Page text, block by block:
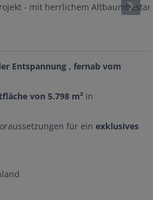
Entspannung , fernab vom
von 5.798 m² in
für ein exklusives